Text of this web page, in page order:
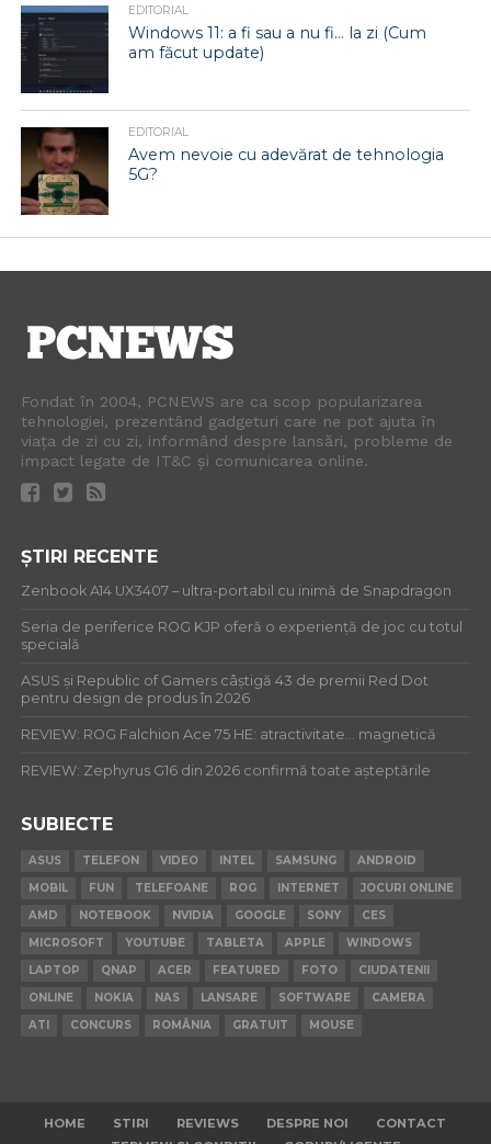
EDITORIAL
Windows 11: a fi sau a nu fi… la zi (Cum
am făcut update)
EDITORIAL
Avem nevoie cu adevărat de tehnologia
5G?
Fondat în 2004, PCNEWS are ca scop popularizarea
tehnologiei, prezentând gadgeturi care ne pot ajuta în
viața de zi cu zi, informând despre lansări, probleme de
impact legate de IT&C și comunicarea online.
ȘTIRI RECENTE
Zenbook A14 UX3407 – ultra-portabil cu inimă de Snapdragon
Seria de periferice ROG KJP oferă o experiență de joc cu totul
specială
ASUS și Republic of Gamers câștigă 43 de premii Red Dot
pentru design de produs în 2026
REVIEW: ROG Falchion Ace 75 HE: atractivitate… magnetică
REVIEW: Zephyrus G16 din 2026 confirmă toate așteptările
SUBIECTE
ASUS TELEFON VIDEO INTEL SAMSUNG
ANDROID
MOBIL
FUN TELEFOANE ROG INTERNET
JOCURI ONLINE
AMD
NOTEBOOK NVIDIA GOOGLE SONY
CES
MICROSOFT
YOUTUBE TABLETA APPLE
WINDOWS
LAPTOP
QNAP ACER FEATURED FOTO
CIUDATENII
ONLINE
NOKIA NAS LANSARE SOFTWARE
CAMERA
ATI
CONCURS ROMÂNIA GRATUIT MOUSE
HOME STIRI REVIEWS DESPRE NOI
CONTACT